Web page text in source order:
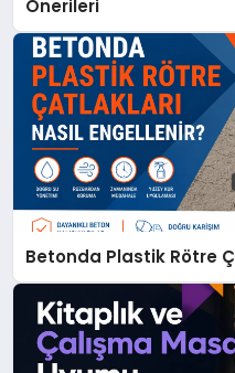
Önerileri
Betonda Plastik Rötre